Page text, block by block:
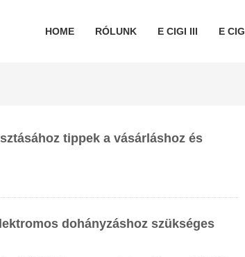
HOME RÓLUNK E CIGI III E
tippek a vásárláshoz és
dohányzáshoz szükséges